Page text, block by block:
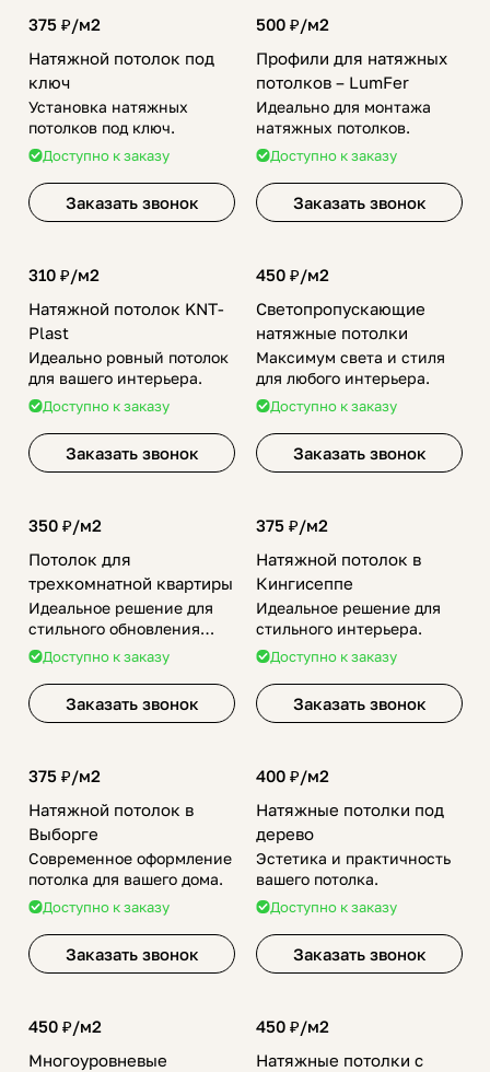
375 ₽/м2
Натяжной потолок под
ключ
Установка натяжных
потолков под ключ.
Доступно к заказу
Заказать звонок
500 ₽/м2
Профили для натяжных
потолков – LumFer
Идеально для монтажа
натяжных потолков.
Доступно к заказу
Заказать звонок
310 ₽/м2
Натяжной потолок KNT-
Plast
Идеально ровный потолок
для вашего интерьера.
Доступно к заказу
Заказать звонок
450 ₽/м2
Светопропускающие
натяжные потолки
Максимум света и стиля
для любого интерьера.
Доступно к заказу
Заказать звонок
350 ₽/м2
Потолок для
трехкомнатной квартиры
Идеальное решение для
стильного обновления
интерьера.
Доступно к заказу
Заказать звонок
375 ₽/м2
Натяжной потолок в
Кингисеппе
Идеальное решение для
стильного интерьера.
Доступно к заказу
Заказать звонок
375 ₽/м2
Натяжной потолок в
Выборге
Современное оформление
потолка для вашего дома.
Доступно к заказу
Заказать звонок
400 ₽/м2
Натяжные потолки под
дерево
Эстетика и практичность
вашего потолка.
Доступно к заказу
Заказать звонок
450 ₽/м2
Многоуровневые
450 ₽/м2
Натяжные потолки с